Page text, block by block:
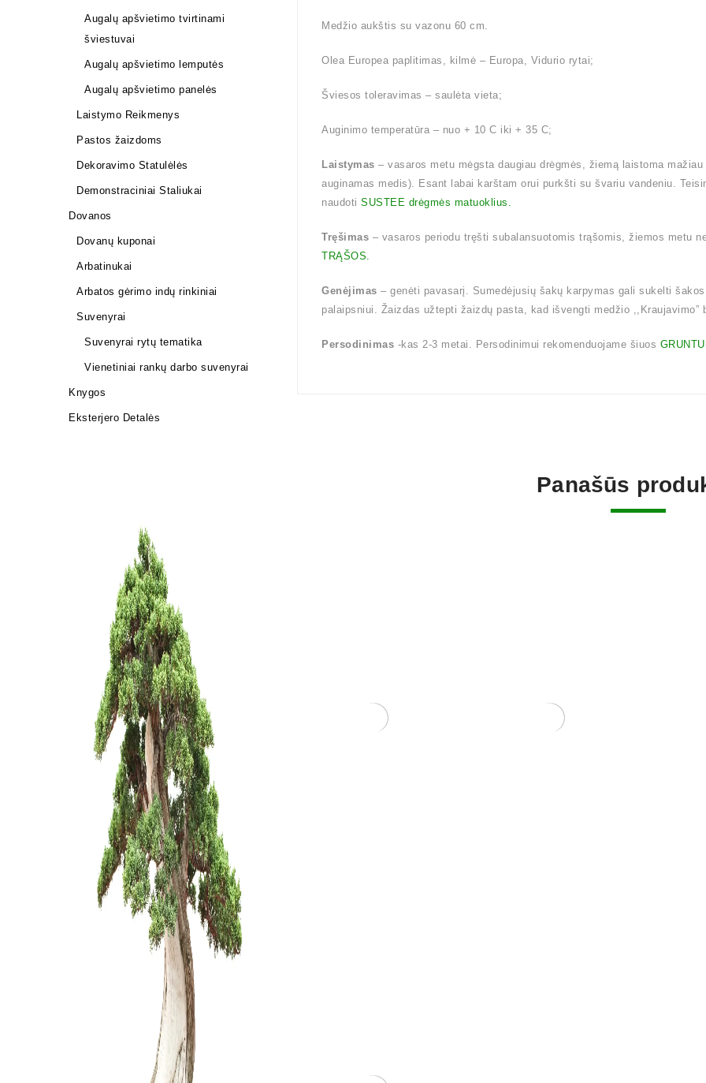
Medžio aukštis su vazonu 60 cm.
Olea Europea paplitimas, kilmė – Europa, Vidurio rytai;
Šviesos toleravimas – saulėta vieta;
Auginimo temperatūra – nuo + 10 C iki + 35 C;
Laistymas – vasaros metu mėgsta daugiau drėgmės, žiemą laistoma
auginamas medis). Esant labai karštam orui purkšti su švariu vandeniu.
naudoti SUSTEE drėgmės matuoklius.
Tręšimas – vasaros periodu tręšti subalansuotomis trąšomis, žiemos metu
TRĄŠOS.
Genėjimas – genėti pavasarį. Sumedėjusių šakų karpymas gali sukelti
palaipsniui. Žaizdas užtepti žaizdų pasta, kad išvengti medžio ,,Kraujavimo”
Persodinimas -kas 2-3 metai. Persodinimui rekomenduojame šiuos
Panašūs
Augalų apšvietimo tvirtinami
šviestuvai
Augalų apšvietimo lemputės
Augalų apšvietimo panelės
Laistymo Reikmenys
Pastos žaizdoms
Dekoravimo Statulėlės
Demonstraciniai Staliukai
Dovanos
Dovanų kuponai
Arbatinukai
Arbatos gėrimo indų rinkiniai
Suvenyrai
Suvenyrai rytų tematika
Vienetiniai rankų darbo suvenyrai
Knygos
Eksterjero Detalės